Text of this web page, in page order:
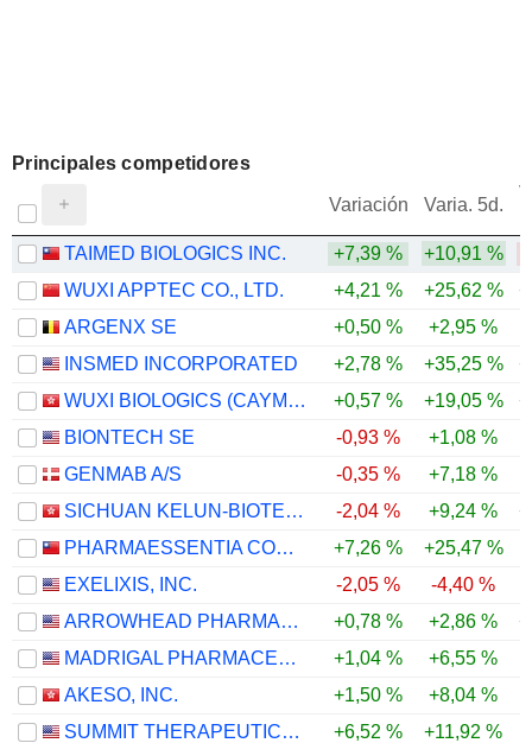
Principales competidores
Variación Varia. 5d.
TAIMED BIOLOGICS INC. +7,39 % +10,91 %
WUXI APPTEC CO., LTD.
+4,21 % +25,62 %
ARGENX SE
+0,50 % +2,95 %
INSMED INCORPORATED
+2,78 % +35,25 %
WUXI BIOLOGICS (CAYMAN) INC.
+0,57 % +19,05 %
BIONTECH SE
-0,93 % +1,08 %
GENMAB A/S
-0,35 % +7,18 %
SICHUAN KELUN-BIOTECH BIOPHARMACEUTICAL CO., LTD.
-2,04 % +9,24 %
PHARMAESSENTIA CORPORATION
+7,26 % +25,47 %
EXELIXIS, INC.
-2,05 % -4,40 %
ARROWHEAD PHARMACEUTICALS, INC.
+0,78 % +2,86 %
MADRIGAL PHARMACEUTICALS, INC.
+1,04 % +6,55 %
AKESO, INC.
+1,50 % +8,04 %
SUMMIT THERAPEUTICS INC.
+6,52 % +11,92 %